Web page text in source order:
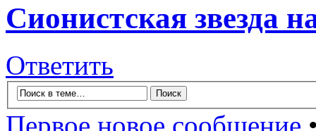
Сионистская звезда
Ответить